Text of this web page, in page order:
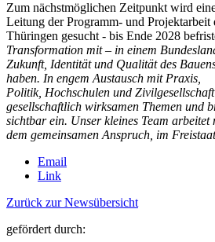
Zum nächstmöglichen Zeitpunkt wird
Leitung der Programm- und
Thüringen gesucht - bis Ende 2028
Transformation mit – in einem
Zukunft, Identität und Qualität des
haben. In engem Austausch mit Praxis,
Politik, Hochschulen und
gesellschaftlich wirksamen Themen und
sichtbar ein. Unser kleines Team
dem gemeinsamen Anspruch, im
Email
Link
Zurück zur Newsübersicht
gefördert durch: